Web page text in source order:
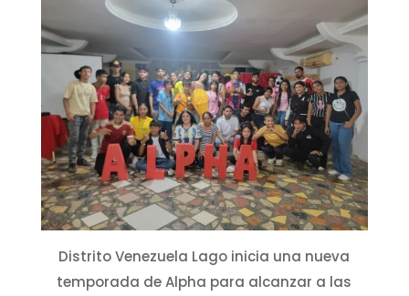
Distrito Venezuela Lago inicia una nueva
temporada de Alpha para alcanzar a las